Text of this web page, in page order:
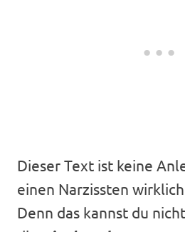
Dieser Text ist keine
einen Narzissten
Denn das kannst du